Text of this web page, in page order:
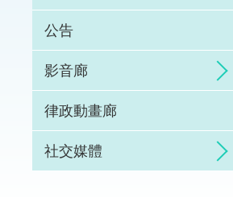
公告
影音廊
律政動畫廊
社交媒體